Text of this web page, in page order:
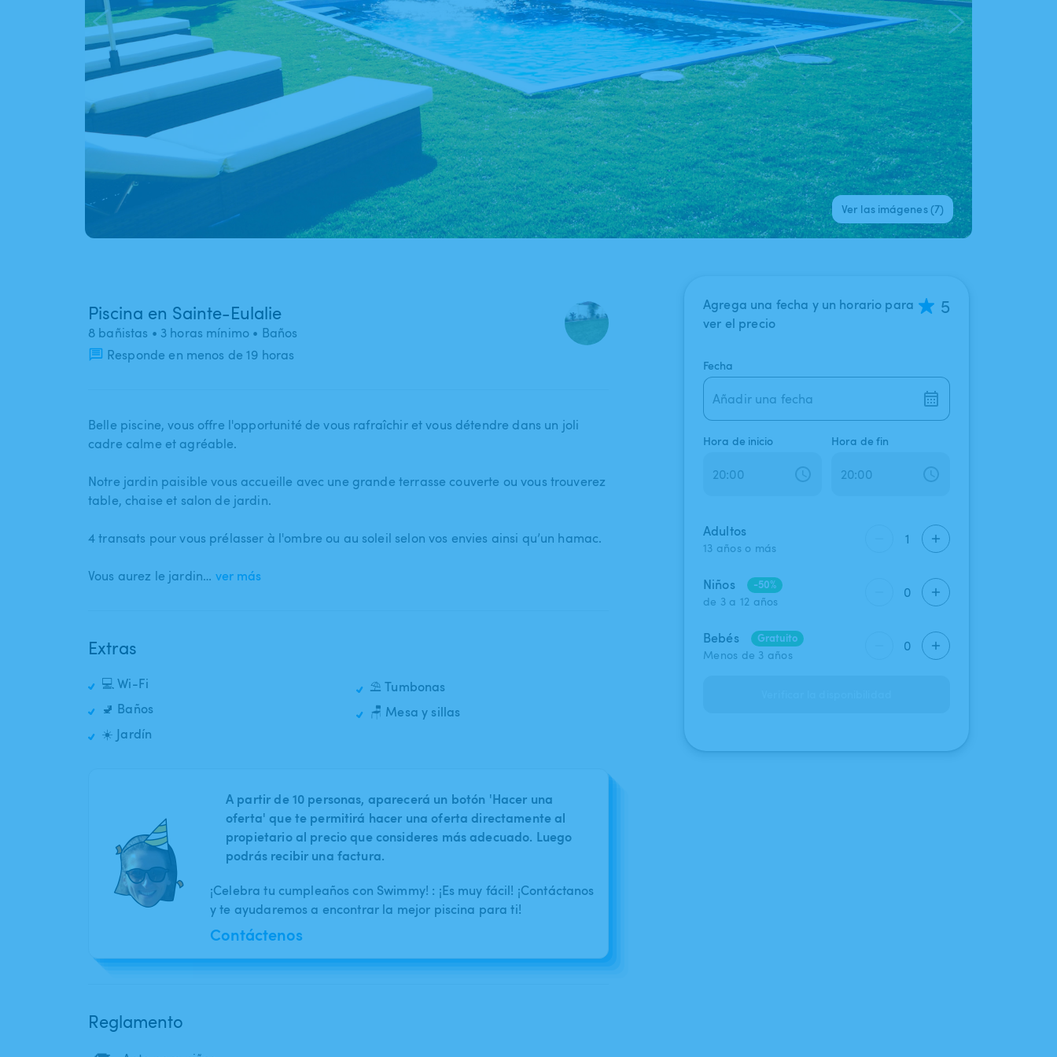
Ver las imágenes (7)
Piscina en Sainte-Eulalie
8 bañistas • 3 horas mínimo • Baños
Responde en menos de 19 horas
Belle piscine​,​ vous offre l'opportunité de vous rafraîchir et vous détendre dans un joli
cadre calme et agréable.
Notre jardin paisible vous accueille avec une grande terrasse couverte ou vous trouverez
table​,​ chaise et salon de jardin.
4 transats pour vous prélasser à l'ombre ou au soleil selon vos envies ainsi qu’un hamac.
Vous aurez le jardin… ver más
Extras
💻 Wi-Fi
🚽 Baños
☀️ Jardín
⛱️ Tumbonas
🪑 Mesa y sillas
A partir de 10 personas, aparecerá un botón 'Hacer una
oferta' que te permitirá hacer una oferta directamente al
propietario al precio que consideres más adecuado. Luego
podrás recibir una factura.
¡Celebra tu cumpleaños con Swimmy! : ¡Es muy fácil! ¡Contáctanos
y te ayudaremos a encontrar la mejor piscina para ti!
Contáctenos
Reglamento
Agrega una fecha y un horario para
ver el precio
5
Fecha
Añadir una fecha
Hora de inicio Hora de fin
Adultos
13 años o más
1
Niños
-50%
de 3 a 12 años
0
Bebés
Gratuito
Menos de 3 años
0